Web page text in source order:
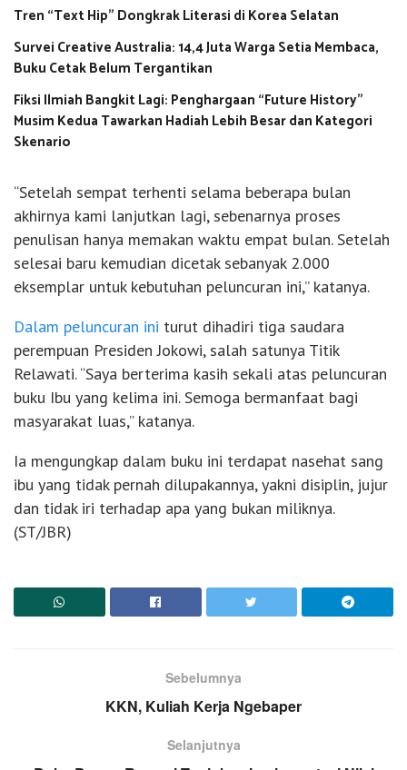
Tren “Text Hip” Dongkrak Literasi di Korea Selatan
Survei Creative Australia: 14,4 Juta Warga Setia Membaca,
Buku Cetak Belum Tergantikan
Fiksi Ilmiah Bangkit Lagi: Penghargaan “Future History”
Musim Kedua Tawarkan Hadiah Lebih Besar dan Kategori
Skenario
“Setelah sempat terhenti selama beberapa bulan
akhirnya kami lanjutkan lagi, sebenarnya proses
penulisan hanya memakan waktu empat bulan. Setelah
selesai baru kemudian dicetak sebanyak 2.000
eksemplar untuk kebutuhan peluncuran ini,” katanya.
Dalam peluncuran ini turut dihadiri tiga saudara
perempuan Presiden Jokowi, salah satunya Titik
Relawati. “Saya berterima kasih sekali atas peluncuran
buku Ibu yang kelima ini. Semoga bermanfaat bagi
masyarakat luas,” katanya.
Ia mengungkap dalam buku ini terdapat nasehat sang
ibu yang tidak pernah dilupakannya, yakni disiplin, jujur
dan tidak iri terhadap apa yang bukan miliknya.
(ST/JBR)
Sebelumnya
KKN, Kuliah Kerja Ngebaper
Selanjutnya